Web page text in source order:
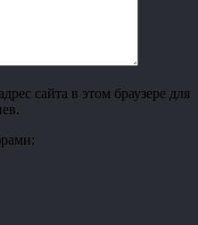
сайта в этом браузере для